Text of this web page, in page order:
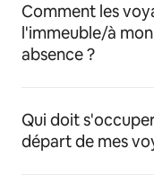
Comment les
l'immeuble/à
absence ?
Qui doit
départ de mes